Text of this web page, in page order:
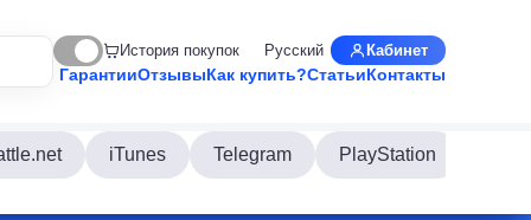
История покупок Русский Кабинет
ГарантииОтзывыКак купить?СтатьиКонтакты
iTunes Telegram PlayStation